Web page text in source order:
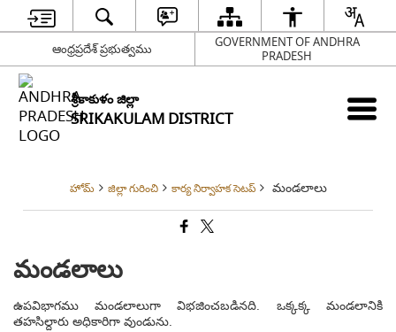
ఆంధ్రప్రదేశ్ ప్రభుత్వము
GOVERNMENT OF ANDHRA
PRADESH
శ్రీకాకుళం జిల్లా
SRIKAKULAM DISTRICT
హోమ్ జిల్లా గురించి కార్య నిర్వాహక సెటప్ మండలాలు
మండలాలు
ఉపవిభాగము మండలాలుగా విభజించబడినది. ఒక్కక్క మండలానికి
తహసిల్దారు అధికారిగా వుండును.